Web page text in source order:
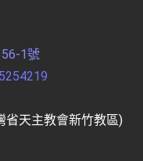
1號
省天主教會新竹教區)